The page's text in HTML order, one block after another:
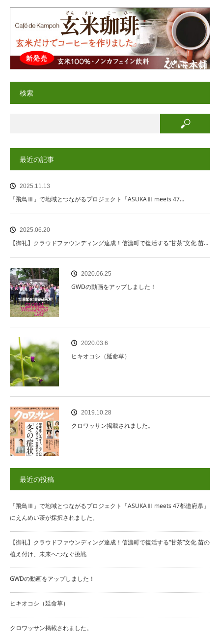
検索
最近の記事
2025.11.13
「飛鳥Ⅲ」で地域とつながるプロジェクト「ASUKAⅢ meets 47…
2025.06.20
【御礼】クラウドファウンディング達成！信濃町で復活する“甘茶”文化 苗…
2020.06.25
GWDの動画をアップしました！
2020.03.6
ヒキオコシ（延命草）
2019.10.28
クロワッサン掲載されました。
最近の投稿
「飛鳥Ⅲ」で地域とつながるプロジェクト「ASUKAⅢ meets 47都道府県」
にえんめい茶が採択されました。
【御礼】クラウドファウンディング達成！信濃町で復活する“甘茶”文化 苗の
植え付け、未来へつなぐ挑戦
GWDの動画をアップしました！
ヒキオコシ（延命草）
クロワッサン掲載されました。